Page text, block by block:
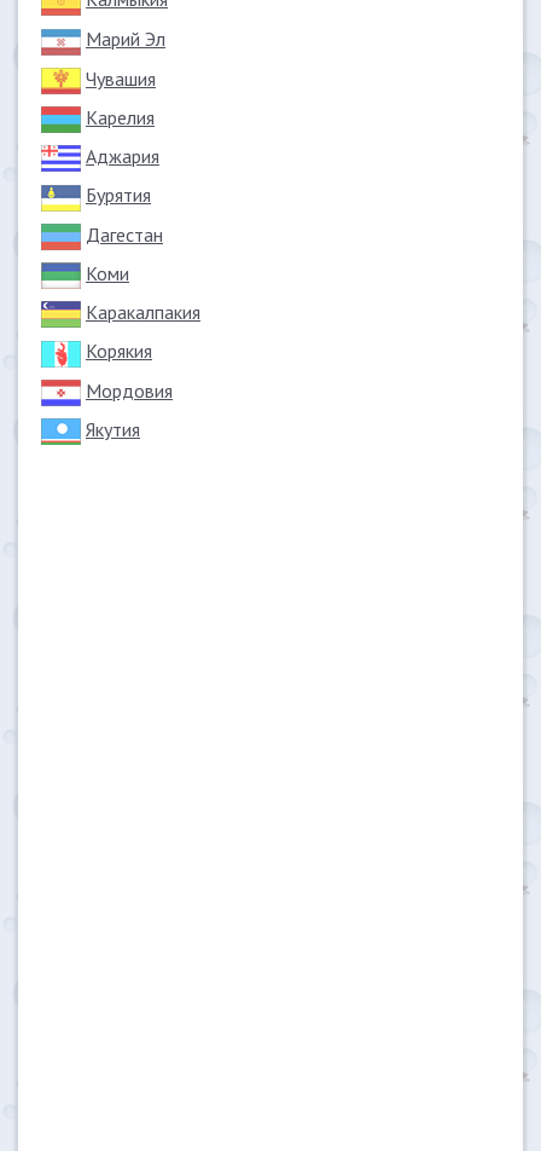
Марий Эл
Чувашия
Карелия
Аджария
Бурятия
Дагестан
Коми
Каракалпакия
Корякия
Мордовия
Якутия